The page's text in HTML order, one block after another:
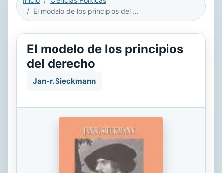
El modelo de los principios del derecho
El modelo de los principios
del derecho
Jan-r. Sieckmann